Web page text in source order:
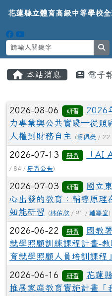
花蓮縣立體育高
導覽列
花蓮縣立體育高級中等學校
本站消息 電子
文章列表
2026-08-06 研習
2026
力專業與公共實踐─從照
人權到財務自主
(蔡佩熒 / 22
2026-07-13 研習 「AI
/ 84 / 研習公告)
2026-07-03 研習
國立
心出發的教育：輔導原理
知能研習
(林佑欣 / 91 / 輔導室)
2026-06-22 研習
國教
就學照顧訓練課程計畫-
育就學照顧人員培訓課程」
2026-06-16 研習
花蓮
推展家庭教育實施計畫「